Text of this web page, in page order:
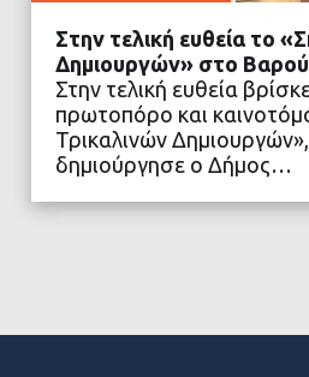
ΔΙΑΒΑΣΤΕ
Στην τελική ευθεία το
Δημιουργών» στο
Στην τελική ευθεία
πρωτοπόρο και
Τρικαλινών
δημιούργησε ο Δήμος…